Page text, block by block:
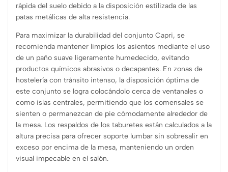
rápida del suelo debido a la disposición estilizada de las
patas metálicas de alta resistencia.
Para maximizar la durabilidad del conjunto Capri, se
recomienda mantener limpios los asientos mediante el uso
de un paño suave ligeramente humedecido, evitando
productos químicos abrasivos o decapantes. En zonas de
hostelería con tránsito intenso, la disposición óptima de
este conjunto se logra colocándolo cerca de ventanales o
como islas centrales, permitiendo que los comensales se
sienten o permanezcan de pie cómodamente alrededor de
la mesa. Los respaldos de los taburetes están calculados a la
altura precisa para ofrecer soporte lumbar sin sobresalir en
exceso por encima de la mesa, manteniendo un orden
visual impecable en el salón.